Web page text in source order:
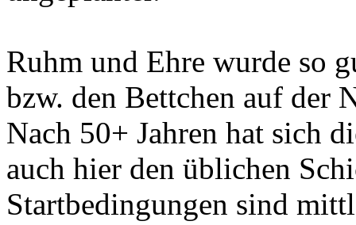
Ruhm und Ehre wurde so
bzw. den Bettchen auf der
Nach 50+ Jahren hat sich
auch hier den üblichen
Startbedingungen sind